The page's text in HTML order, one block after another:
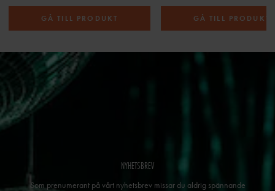
GÅ TILL PRODUKT GÅ TILL PRODUKT
NYHETSBREV
Som prenumerant på vårt nyhetsbrev missar du aldrig spännande